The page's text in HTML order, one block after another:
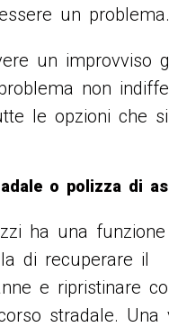
un problema.
un improvviso
non
le opzioni che
o polizza di
ha una
di recuperare il
e ripristinare
stradale. Una